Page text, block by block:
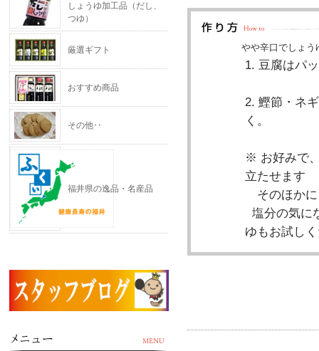
しょうゆ加工品（だし、
つゆ）
厳選ギフト
おすすめ商品
その他‥
福井県の逸品・名産品
やや辛口でしょう
1. 豆腐はパ
2. 鰹節・ネ
く。
※ お好みで
立たせます
そのほかに
塩分の気に
ゆもお試し